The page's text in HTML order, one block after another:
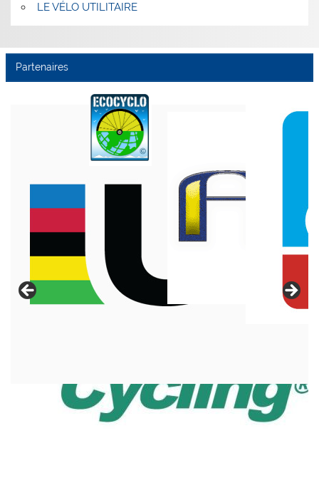
LE VÉLO UTILITAIRE
Partenaires